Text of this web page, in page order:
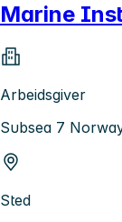
Marine
Arbeidsgiver
Subsea 7
Sted